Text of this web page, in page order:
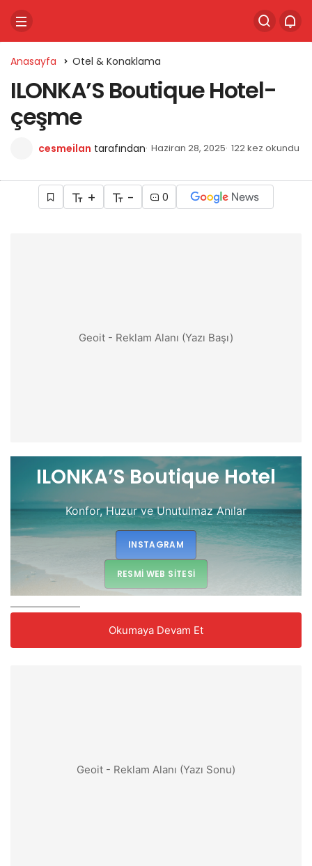
Anasayfa Otel & Konaklama
ILONKA’S Boutique Hotel-
çeşme
cesmeilan tarafından Haziran 28, 2025 122 kez okundu
+ - 0
Geoit - Reklam Alanı (Yazı Başı)
ILONKA’S Boutique Hotel
Konfor, Huzur ve Unutulmaz Anılar
INSTAGRAM
RESMI WEB SITESI
Okumaya Devam Et
Geoit - Reklam Alanı (Yazı Sonu)